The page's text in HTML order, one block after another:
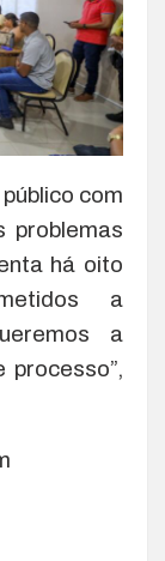
com
problemas
há oito
a
a
processo”,